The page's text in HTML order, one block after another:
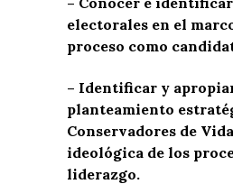
electorales en el
proceso como
– Identificar y
planteamiento
Conservadores de
ideológica de los
liderazgo.